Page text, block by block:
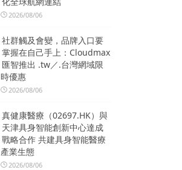
2026/08/06
社群觸及會變，品牌入口要
掌握在自己手上：Cloudmax
匯智推出 .tw／.台灣網域限
時優惠
2026/08/06
真健康醫療（02697.HK）與
天津具身智能創新中心達成
戰略合作 共建具身智能醫療
產業生態
2026/08/06